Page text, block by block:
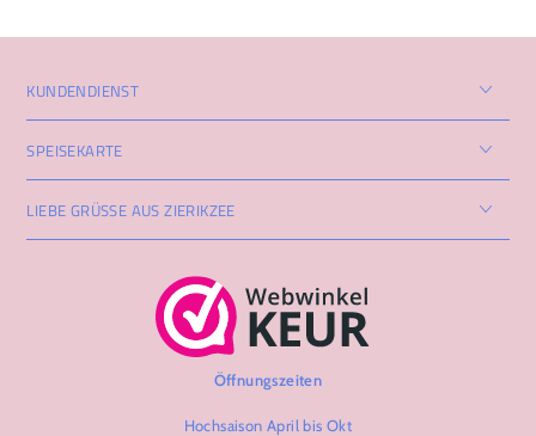
KUNDENDIENST
SPEISEKARTE
LIEBE GRÜSSE AUS ZIERIKZEE
Öffnungszeiten
Hochsaison April bis Okt